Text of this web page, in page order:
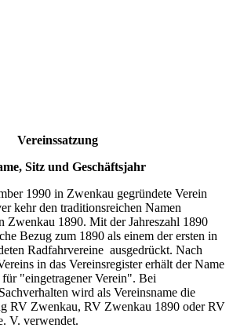
Vereinssatzung
Sitz und Geschäftsjahr
1990 in Zwenkau gegründete Verein
kehr den traditionsreichen Namen
Zwenkau 1890. Mit der Jahreszahl 1890
Bezug zum 1890 als einem der ersten in
Radfahrvereine ausgedrückt. Nach
in das Vereinsregister erhält der Name
"eingetragener Verein". Bei
wird als Vereinsname die
RV Zwenkau, RV Zwenkau 1890 oder RV
V. verwendet.